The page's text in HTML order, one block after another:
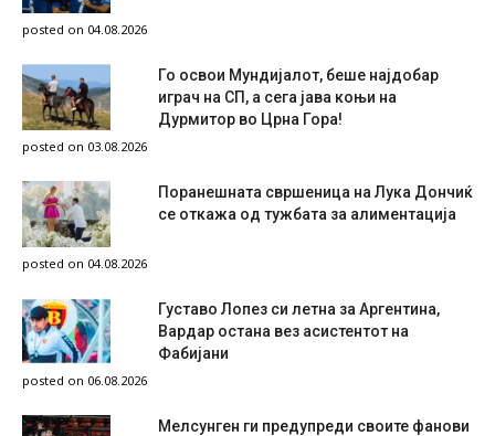
posted on 04.08.2026
Го освои Мундијалот, беше најдобар
играч на СП, а сега јава коњи на
Дурмитор во Црна Гора!
posted on 03.08.2026
Поранешната свршеница на Лука Дончиќ
се откажа од тужбата за алиментација
posted on 04.08.2026
Густаво Лопез си летна за Аргентина,
Вардар остана вез асистентот на
Фабијани
posted on 06.08.2026
Мелсунген ги предупреди своите фанови